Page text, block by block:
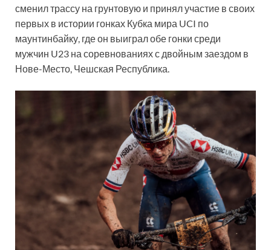
сменил трассу на грунтовую и принял участие в своих
первых в истории гонках Кубка мира UCI по
маунтинбайку, где он выиграл обе гонки среди
мужчин U23 на соревнованиях с двойным заездом в
Нове-Место, Чешская Республика.